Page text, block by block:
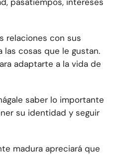
relaciones con sus
las cosas que le gustan.
adaptarte a la vida de
saber lo importante
su identidad y seguir
madura apreciará que